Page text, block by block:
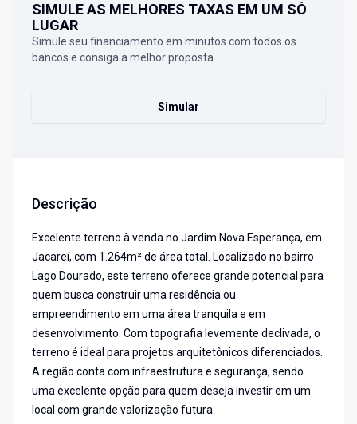
SIMULE AS MELHORES TAXAS EM UM SÓ
LUGAR
Simule seu financiamento em minutos com todos os
bancos e consiga a melhor proposta.
Simular
Descrição
Excelente terreno à venda no Jardim Nova Esperança, em
Jacareí, com 1.264m² de área total. Localizado no bairro
Lago Dourado, este terreno oferece grande potencial para
quem busca construir uma residência ou
empreendimento em uma área tranquila e em
desenvolvimento. Com topografia levemente declivada, o
terreno é ideal para projetos arquitetônicos diferenciados.
A região conta com infraestrutura e segurança, sendo
uma excelente opção para quem deseja investir em um
local com grande valorização futura.